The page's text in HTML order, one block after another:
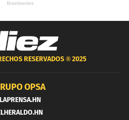
RESERVADOS ®2025
OPSA
LAPRENSA.HN